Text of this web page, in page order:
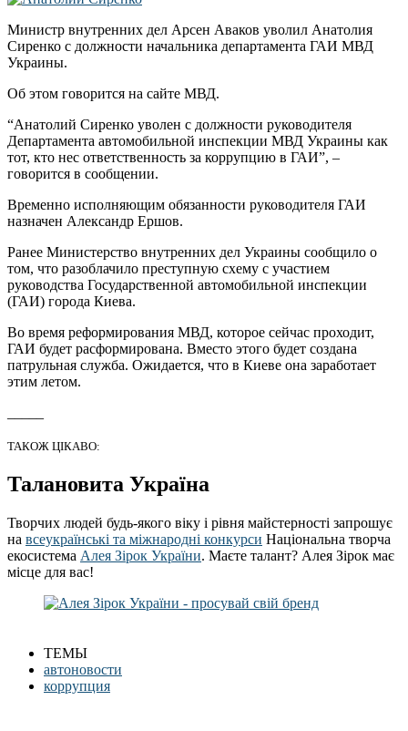
Министр внутренних дел Арсен Аваков уволил Анатолия
Сиренко с должности начальника департамента ГАИ МВД
Украины.
Об этом говорится на сайте МВД.
“Анатолий Сиренко уволен с должности руководителя
Департамента автомобильной инспекции МВД Украины как
тот, кто нес ответственность за коррупцию в ГАИ”, –
говорится в сообщении.
Временно исполняющим обязанности руководителя ГАИ
назначен Александр Ершов.
Ранее Министерство внутренних дел Украины сообщило о
том, что разоблачило преступную схему с участием
руководства Государственной автомобильной инспекции
(ГАИ) города Киева.
Во время реформирования МВД, которое сейчас проходит,
ГАИ будет расформирована. Вместо этого будет создана
патрульная служба. Ожидается, что в Киеве она заработает
этим летом.
ТАКОЖ ЦІКАВО:
Талановита Україна
Творчих людей будь-якого віку і рівня майстерності запрошує
на всеукраїнські та міжнародні конкурси Національна творча
екосистема Алея Зірок України. Маєте талант? Алея Зірок має
місце для вас!
ТЕМЫ
автоновости
коррупция